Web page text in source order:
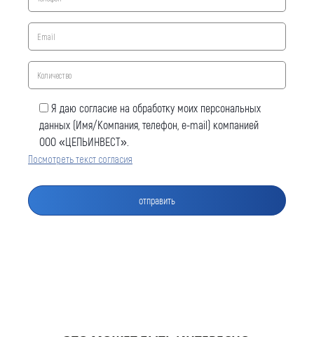
Я даю согласие на обработку моих персональных
данных (Имя/Компания, телефон, e-mail) компанией
ООО «ЦЕПЬИНВЕСТ».
Посмотреть текст согласия
Оставить заявку